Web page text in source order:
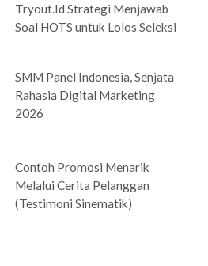
Tryout.Id Strategi Menjawab
Soal HOTS untuk Lolos Seleksi
SMM Panel Indonesia, Senjata
Rahasia Digital Marketing
2026
Contoh Promosi Menarik
Melalui Cerita Pelanggan
(Testimoni Sinematik)